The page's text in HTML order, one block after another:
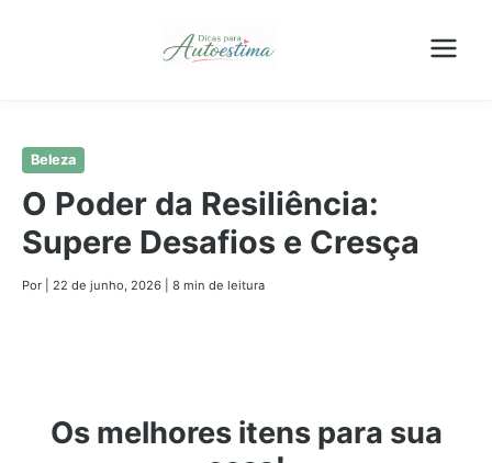
Pular
conteúdo
principal
Beleza
O Poder da Resiliência:
Supere Desafios e Cresça
Por 22 de junho, 2026 8 min de leitura
Os melhores itens para sua